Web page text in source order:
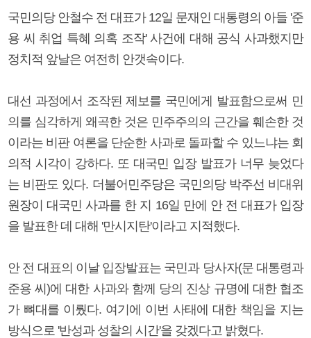
국민의당 안철수 전 대표가 12일 문재인 대통령의 아들 '준
용 씨 취업 특혜 의혹 조작' 사건에 대해 공식 사과했지만
정치적 앞날은 여전히 안갯속이다.
대선 과정에서 조작된 제보를 국민에게 발표함으로써 민
의를 심각하게 왜곡한 것은 민주주의의 근간을 훼손한 것
이라는 비판 여론을 단순한 사과로 돌파할 수 있느냐는 회
의적 시각이 강하다. 또 대국민 입장 발표가 너무 늦었다
는 비판도 있다. 더불어민주당은 국민의당 박주선 비대위
원장이 대국민 사과를 한 지 16일 만에 안 전 대표가 입장
을 발표한 데 대해 '만시지탄'이라고 지적했다.
안 전 대표의 이날 입장발표는 국민과 당사자(문 대통령과
준용 씨)에 대한 사과와 함께 당의 진상 규명에 대한 협조
가 뼈대를 이뤘다. 여기에 이번 사태에 대한 책임을 지는
방식으로 '반성과 성찰의 시간'을 갖겠다고 밝혔다.